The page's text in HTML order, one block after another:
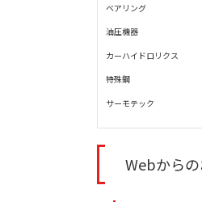
ベアリング
油圧機器
カーハイドロリクス
特殊鋼
サーモテック
Webから